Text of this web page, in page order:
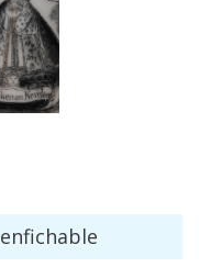
enfichable